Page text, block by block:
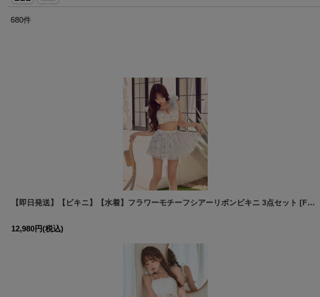
680件
【即日発送】【ビキニ】【水着】フラワーモチーフシアーリボンビキニ 3点セット [FB01]三上悠亜着用
12,980円(税込)